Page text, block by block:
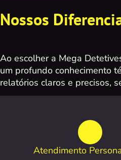
Nossos
Ao escolher a Mega
um profundo conhecimento
relatórios claros e precisos,
Atendimento